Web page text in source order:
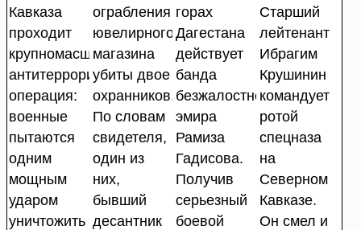
Кавказа
проходит
крупномасштабная
антитеррористическая
операция:
военные
пытаются
одним
мощным
ударом
уничтожить
ограбления
ювелирного
магазина
убиты двое
охранников.
По словам
свидетеля,
один из
них,
бывший
десантник
горах
Дагестана
действует
банда
безжалостного
эмира
Рамиза
Гадисова.
Получив
серьезный
боевой
Старший
лейтенант
Ибрагим
Крушинин
командует
ротой
спецназа
на
Северном
Кавказе.
Он смел и